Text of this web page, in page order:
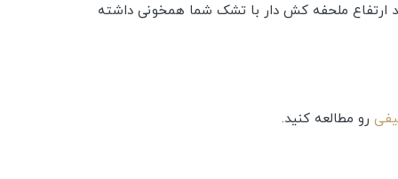
ملحفه کش دار با تشک شما همخونی داشته
رو مطالعه کنید.